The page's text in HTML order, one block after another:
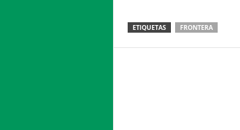
ETIQUETAS FRONTERA